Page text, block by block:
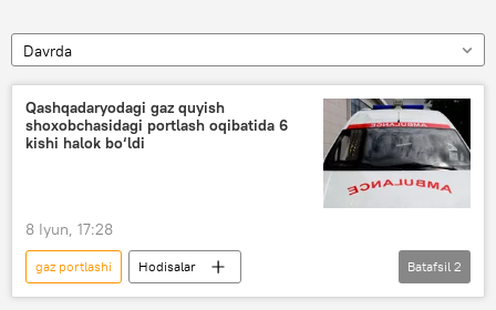
Davrda
Qashqadaryodagi gaz quyish
shoxobchasidagi portlash oqibatida 6
kishi halok bo‘ldi
8 Iyun, 17:28
gaz portlashi
Hodisalar
Qashqadaryo viloyati
portlash
Batafsil 2